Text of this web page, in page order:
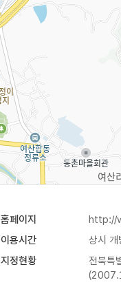
홈페이지
http://
이용시간
상시 개
지정현황
전북특